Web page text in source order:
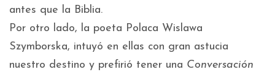
antes que la Biblia.
Por otro lado, la poeta Polaca Wislawa
Szymborska, intuyó en ellas con gran astucia
nuestro destino y prefirió tener una Conversación